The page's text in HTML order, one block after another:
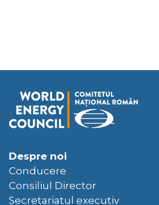
Despre noi
Conducere
Consiliul Director
Secretariatul executiv